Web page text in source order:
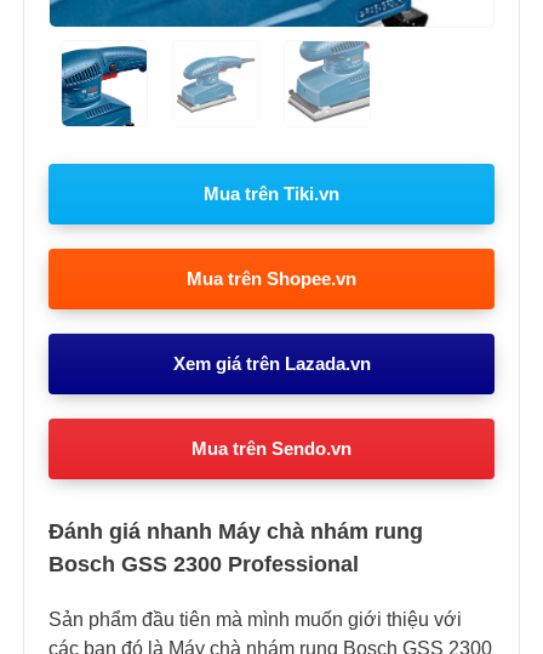
Mua trên Tiki.vn
Mua trên Shopee.vn
Xem giá trên Lazada.vn
Mua trên Sendo.vn
Đánh giá nhanh Máy chà nhám rung
Bosch GSS 2300 Professional
Sản phẩm đầu tiên mà mình muốn giới thiệu với
các bạn đó là Máy chà nhám rung Bosch GSS 2300